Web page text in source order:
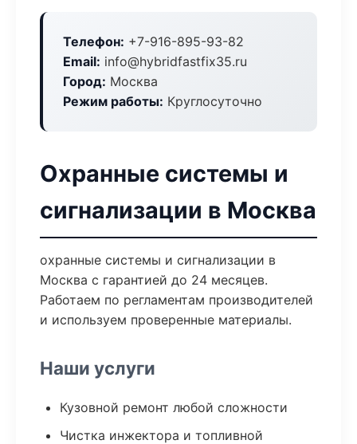
Телефон: +7-916-895-93-82
Email: info@hybridfastfix35.ru
Город: Москва
Режим работы: Круглосуточно
Охранные системы и
сигнализации в Москва
охранные системы и сигнализации в
Москва с гарантией до 24 месяцев.
Работаем по регламентам производителей
и используем проверенные материалы.
Наши услуги
Кузовной ремонт любой сложности
Чистка инжектора и топливной